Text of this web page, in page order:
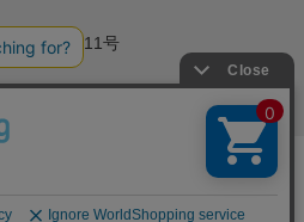
第6680011号
Design All Rights Reserved.